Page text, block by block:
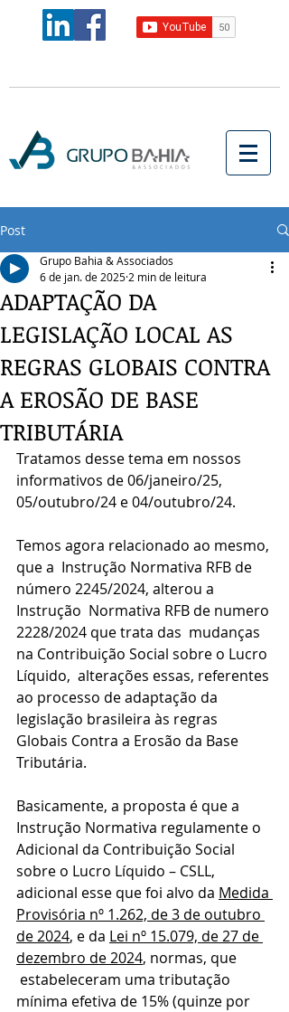
Post
ADAPTAÇÃO DA
LEGISLAÇÃO LOCAL AS
REGRAS GLOBAIS CONTRA
A EROSÃO DE BASE
TRIBUTÁRIA
Grupo Bahia & Associados
6 de jan. de 2025 2 min de leitura
Tratamos desse tema em nossos
informativos de 06/janeiro/25,
05/outubro/24 e 04/outubro/24.
Temos agora relacionado ao mesmo,
que a  Instrução Normativa RFB de
número 2245/2024, alterou a
Instrução  Normativa RFB de numero
2228/2024 que trata das  mudanças
na Contribuição Social sobre o Lucro
Líquido,  alterações essas, referentes
ao processo de adaptação da
legislação brasileira às regras
Globais Contra a Erosão da Base
Tributária.
Basicamente, a proposta é que a
Instrução Normativa regulamente o
Adicional da Contribuição Social
sobre o Lucro Líquido – CSLL,
adicional esse que foi alvo da Medida
Provisória nº 1.262, de 3 de outubro
de 2024, e da Lei nº 15.079, de 27 de
dezembro de 2024, normas, que
estabeleceram uma tributação
mínima efetiva de 15% (quinze por